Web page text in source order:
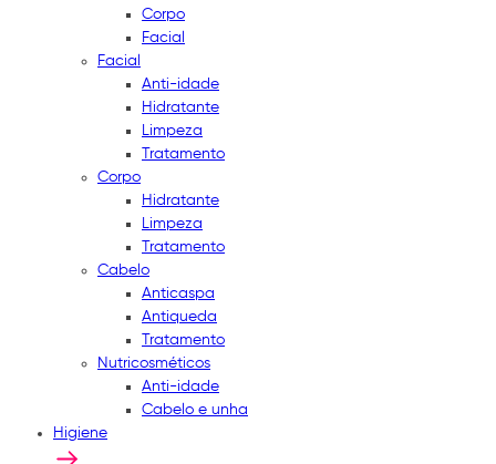
Corpo
Facial
Facial
Anti-idade
Hidratante
Limpeza
Tratamento
Corpo
Hidratante
Limpeza
Tratamento
Cabelo
Anticaspa
Antiqueda
Tratamento
Nutricosméticos
Anti-idade
Cabelo e unha
Higiene